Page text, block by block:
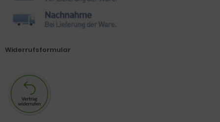
Widerrufsformular